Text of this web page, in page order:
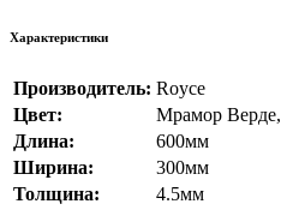
Характеристики
Производитель: Royce
Цвет:
Мрамор Верде,
Длина:
600мм
Ширина:
300мм
Толщина:
4.5мм